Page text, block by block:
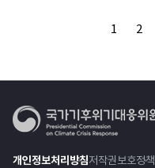
1 2
개인정보처리방침저작권보호정책